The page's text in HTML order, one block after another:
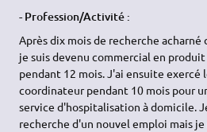
- Profession/Activité :
Après dix mois de recherche
je suis devenu commercial en
pendant 12 mois. J'ai ensuite
coordinateur pendant 10 mois pour
service d'hospitalisation à domicile.
recherche d'un nouvel emploi mais